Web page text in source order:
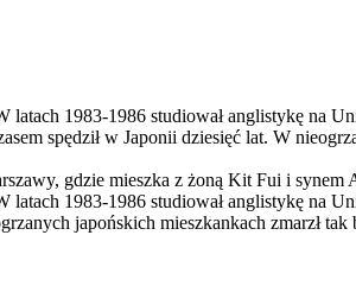
latach 1983-1986 studiował anglistykę na
spędził w Japonii dziesięć lat. W
gdzie mieszka z żoną Kit Fui i synem
latach 1983-1986 studiował anglistykę na
japońskich mieszkankach zmarzł